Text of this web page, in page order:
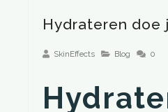
Hydrateren doe
SkinEffects Blog 0